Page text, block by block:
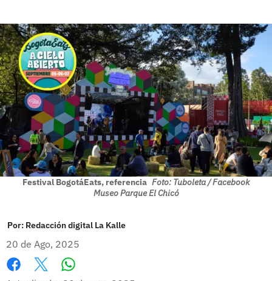
Festival BogotáEats, referencia Foto: Tuboleta / Facebook
Museo Parque El Chicó
Por: Redacción digital La Kalle
20 de Ago, 2025
Facebook
X